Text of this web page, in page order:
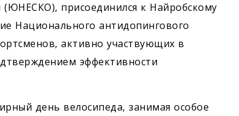
присоединился к Найробскому
Национального антидопингового
активно участвующих в
эффективности
день велосипеда, занимая особое